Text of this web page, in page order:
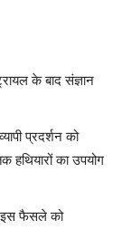
के बाद संज्ञान
प्रदर्शन को
हथियारों का उपयोग
इस फैसले को